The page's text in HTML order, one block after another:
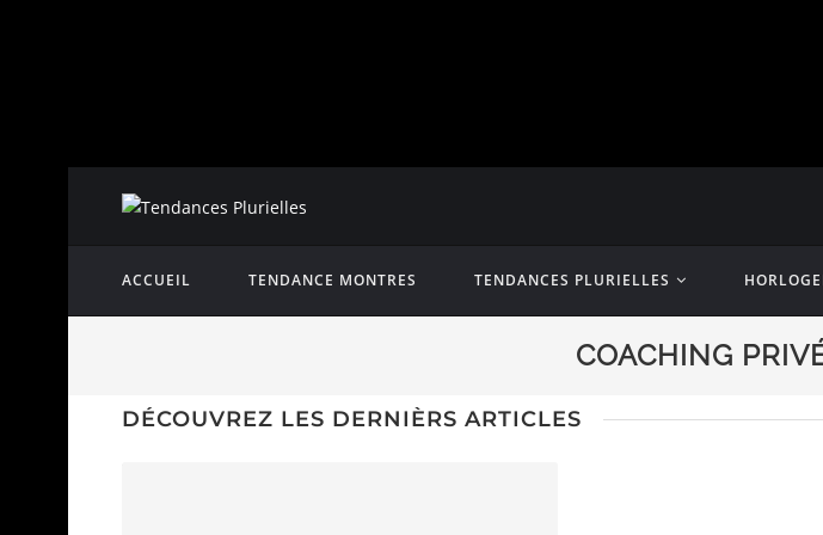
ACCUEIL TENDANCE MONTRES TENDANCES PLURIELLES
COACHING
DÉCOUVREZ LES DERNIÈRS ARTICLES